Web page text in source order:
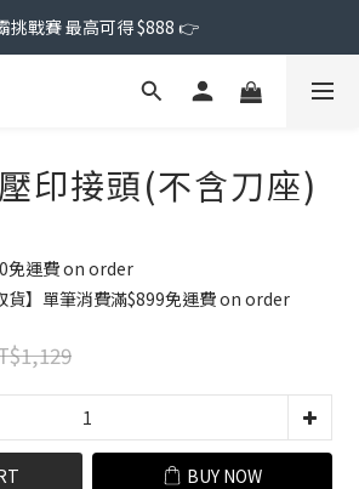
挑戰賽 最高可得 $888 👉
印接頭(不含刀座)
免運費 on order
貨】單筆消費滿$899免運費 on order
BUY NOW